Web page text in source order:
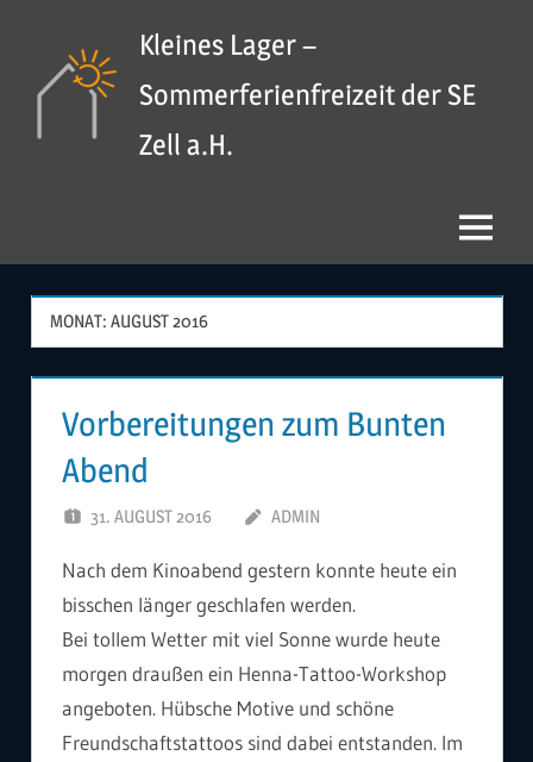
springen
Kleines Lager –
Sommerferienfreizeit der SE
Zell a.H.
Menü
MONAT: AUGUST 2016
Vorbereitungen zum Bunten
Abend
31. AUGUST 2016 ADMIN
Nach dem Kinoabend gestern konnte heute ein
bisschen länger geschlafen werden.
Bei tollem Wetter mit viel Sonne wurde heute
morgen draußen ein Henna-Tattoo-Workshop
angeboten. Hübsche Motive und schöne
Freundschaftstattoos sind dabei entstanden. Im